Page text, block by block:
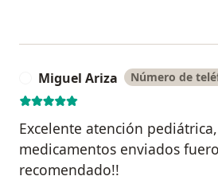
Miguel Ariza Número de
Excelente atención
medicamentos enviados
recomendado!!